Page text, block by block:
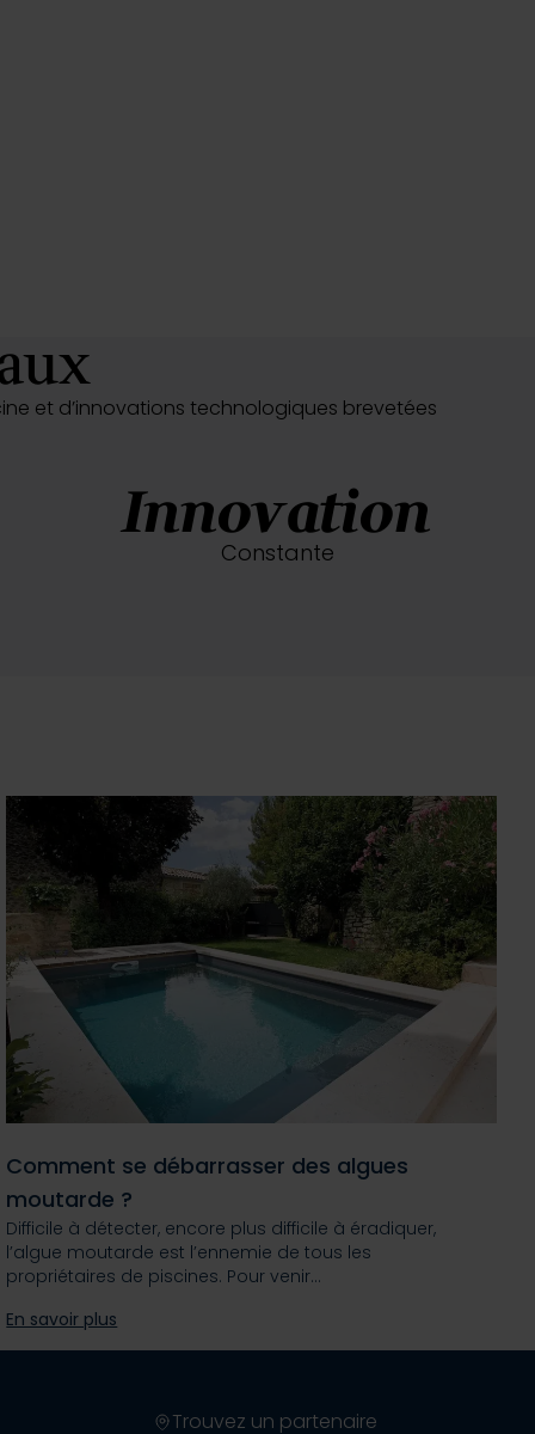
et d’innovations technologiques brevetées
Innovation
Constante
Comment se débarrasser des algues
moutarde ?
Difficile à détecter, encore plus difficile à éradiquer,
l’algue moutarde est l’ennemie de tous les
propriétaires de piscines. Pour venir…
En savoir plus
Trouvez un partenaire